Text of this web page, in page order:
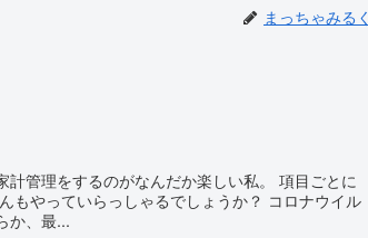
まっちゃみるく
管理をするのがなんだか楽しい私。 項目ごとに
もやっていらっしゃるでしょうか？ コロナウイル
か、最...